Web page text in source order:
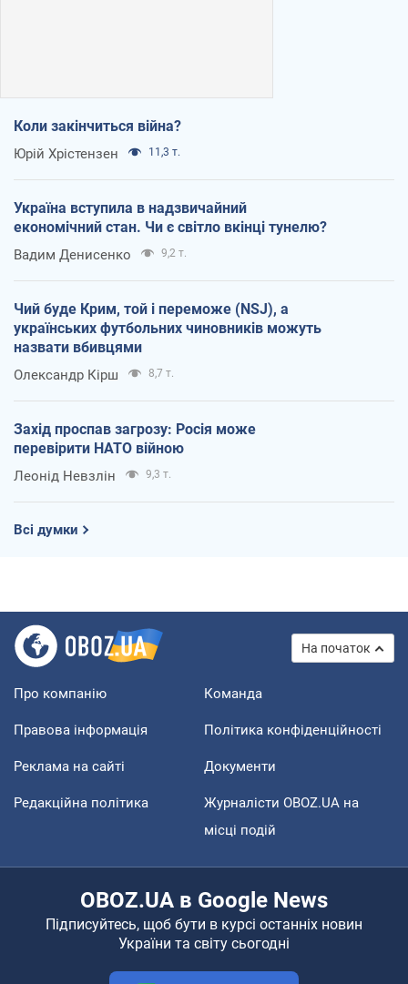
Коли закінчиться війна?
Юрій Хрістензен 11,3 т.
Україна вступила в надзвичайний
економічний стан. Чи є світло вкінці тунелю?
Вадим Денисенко 9,2 т.
Чий буде Крим, той і переможе (NSJ), а
українських футбольних чиновників можуть
назвати вбивцями
Олександр Кірш 8,7 т.
Захід проспав загрозу: Росія може
перевірити НАТО війною
Леонід Невзлін 9,3 т.
Всі думки
На початок
Про компанію Команда
Правова інформація Політика конфіденційності
Реклама на сайті Документи
Редакційна політика
Журналісти OBOZ.UA на
місці подій
OBOZ.UA в Google News
Підписуйтесь, щоб бути в курсі останніх новин
України та світу сьогодні